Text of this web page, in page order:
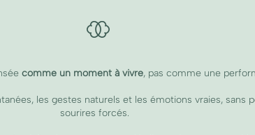
comme un moment à vivre, pas comme une
les gestes naturels et les émotions vraies, sans
sourires forcés.